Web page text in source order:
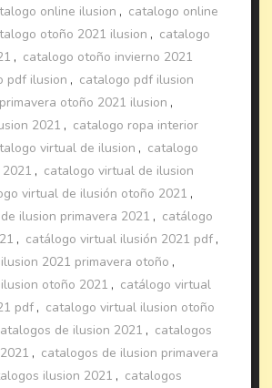
online ilusion , catalogo online
otoño 2021 ilusion , catalogo
, catalogo otoño invierno 2021
pdf ilusion , catalogo pdf ilusion
otoño 2021 ilusion ,
2021 , catalogo ropa interior
virtual de ilusion , catalogo
, catalogo virtual de ilusion
virtual de ilusión otoño 2021 ,
ilusion primavera 2021 , catálogo
, catálogo virtual ilusión 2021 pdf ,
2021 primavera otoño ,
otoño 2021 , catálogo virtual
pdf , catalogo virtual ilusion otoño
de ilusion 2021 , catalogos
, catalogos de ilusion primavera
ilusion 2021 , catalogos